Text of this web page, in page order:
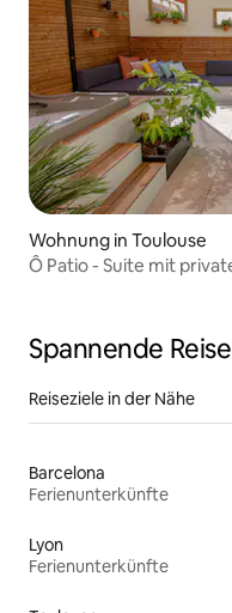
Wohnung in Toulouse
Ô Patio - Suite mit
Spannende
Reiseziele in der Nähe
Barcelona
Ferienunterkünfte
Lyon
Ferienunterkünfte